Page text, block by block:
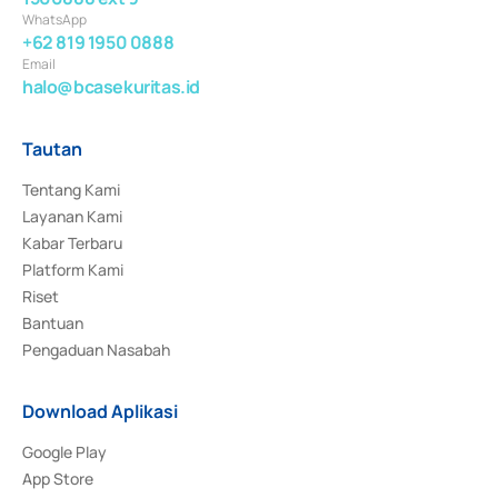
WhatsApp
+62 819 1950 0888
Email
halo@bcasekuritas.id
Tautan
Tentang Kami
Layanan Kami
Kabar Terbaru
Platform Kami
Riset
Bantuan
Pengaduan Nasabah
Download Aplikasi
Google Play
App Store